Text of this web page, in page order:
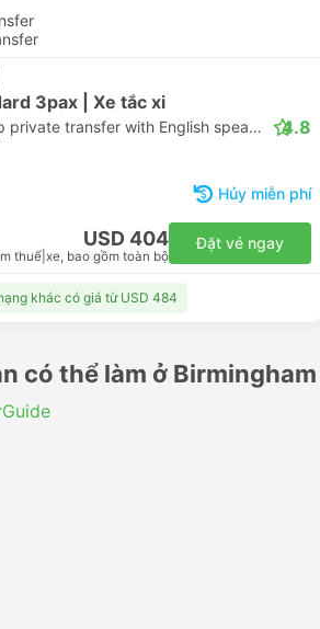
3pax | Xe tắc xi
Daytrip private transfer with English speaking driver 4.8
Hủy miễn phí
USD 404
thuế xe, bao gồm toàn bộ
Đặt vé ngay
khác có giá từ USD 484
có thể làm ở Birmingham